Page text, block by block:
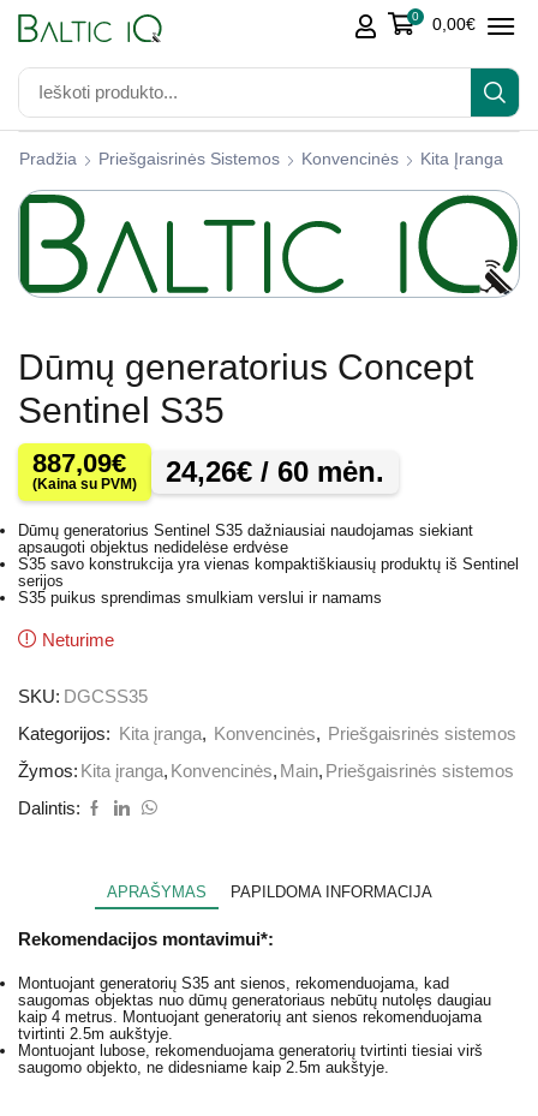
0 0,00€
Pradžia Priešgaisrinės Sistemos Konvencinės Kita Įranga
Dūmų generatorius Concept
Sentinel S35
887,09€
(Kaina su PVM) 24,26€ / 60 mėn.
Dūmų generatorius Sentinel S35 dažniausiai naudojamas siekiant
apsaugoti objektus nedidelėse erdvėse
S35 savo konstrukcija yra vienas kompaktiškiausių produktų iš Sentinel
serijos
S35 puikus sprendimas smulkiam verslui ir namams
Neturime
SKU: DGCSS35
Kategorijos: Kita įranga, Konvencinės, Priešgaisrinės sistemos
Žymos: Kita įranga, Konvencinės, Main, Priešgaisrinės sistemos
Dalintis:
APRAŠYMAS PAPILDOMA INFORMACIJA
Rekomendacijos montavimui*:
Montuojant generatorių S35 ant sienos, rekomenduojama, kad
saugomas objektas nuo dūmų generatoriaus nebūtų nutolęs daugiau
kaip 4 metrus. Montuojant generatorių ant sienos rekomenduojama
tvirtinti 2.5m aukštyje.
Montuojant lubose, rekomenduojama generatorių tvirtinti tiesiai virš
saugomo objekto, ne didesniame kaip 2.5m aukštyje.